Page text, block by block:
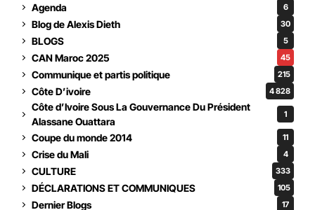
Agenda 6
Blog de Alexis Dieth 30
BLOGS 5
CAN Maroc 2025 45
Communique et partis politique 215
Côte D’ivoire 4 828
Côte d’Ivoire Sous La Gouvernance Du Président
Alassane Ouattara
1
Coupe du monde 2014 11
Crise du Mali 4
CULTURE 333
DÉCLARATIONS ET COMMUNIQUES 105
Dernier Blogs 17